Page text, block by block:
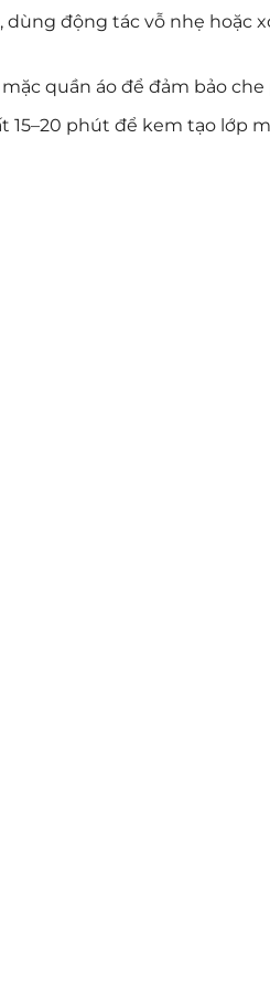
dùng động tác vỗ nhẹ hoặc
quần áo để đảm bảo che
15–20 phút để kem tạo lớp